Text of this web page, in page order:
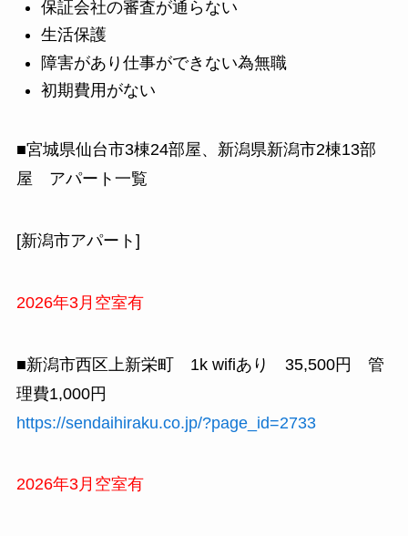
保証会社の審査が通らない
生活保護
障害があり仕事ができない為無職
初期費用がない
■宮城県仙台市3棟24部屋、新潟県新潟市2棟13部
屋 アパート一覧
[新潟市アパート]
2026年3月空室有
■新潟市西区上新栄町 1k wifiあり 35,500円 管
理費1,000円
https://sendaihiraku.co.jp/?page_id=2733
2026年3月空室有